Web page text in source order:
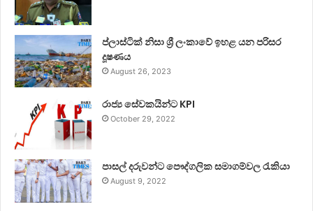
ප්ලාස්ටික් නිසා ශ්‍රී ලංකාවේ ඉහළ යන පරිසර
දූෂණය
August 26, 2023
රාජ්‍ය සේවකයින්ට KPI
October 29, 2022
පාසල් දරුවන්ට පෞද්ගලික සමාගම්වල රැකියා
August 9, 2022